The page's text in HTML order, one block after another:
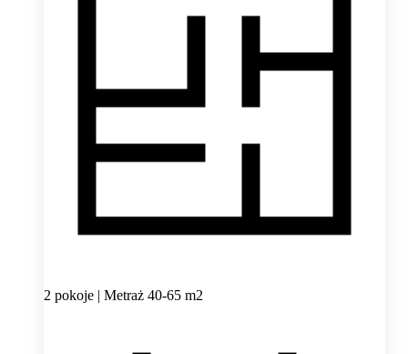
2 pokoje | Metraż 40-65 m2